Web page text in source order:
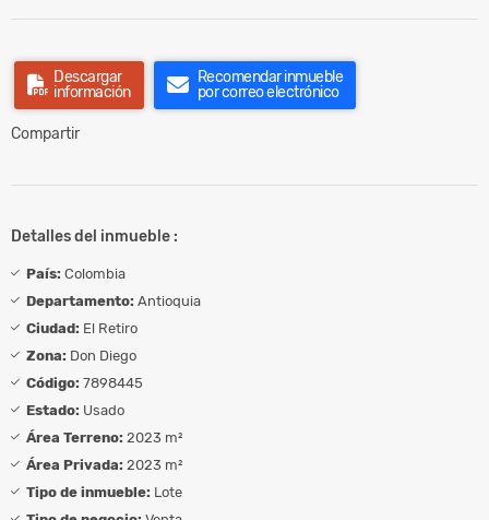
Descargar
información
Recomendar inmueble
por correo electrónico
Compartir
Detalles del inmueble :
País: Colombia
Departamento: Antioquia
Ciudad: El Retiro
Zona: Don Diego
Código: 7898445
Estado: Usado
Área Terreno: 2023 m²
Área Privada: 2023 m²
Tipo de inmueble: Lote